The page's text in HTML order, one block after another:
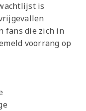
is
fans die zich in
voorrang op